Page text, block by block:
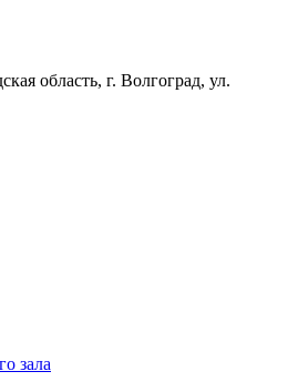
область, г. Волгоград, ул.
зала